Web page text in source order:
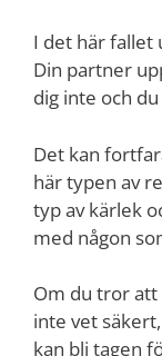
I det här fallet
Din partner
dig inte och
Det kan
här typen av
typ av kärlek
med någon
Om du tror
inte vet
kan bli tagen